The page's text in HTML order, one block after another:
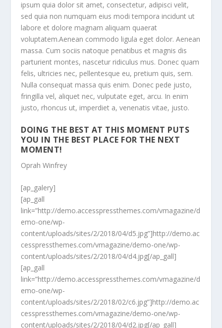
ipsum quia dolor sit amet, consectetur, adipisci velit,
sed quia non numquam eius modi tempora incidunt ut
labore et dolore magnam aliquam quaerat
voluptatem.Aenean commodo ligula eget dolor. Aenean
massa. Cum sociis natoque penatibus et magnis dis
parturient montes, nascetur ridiculus mus. Donec quam
felis, ultricies nec, pellentesque eu, pretium quis, sem.
Nulla consequat massa quis enim. Donec pede justo,
fringilla vel, aliquet nec, vulputate eget, arcu. In enim
justo, rhoncus ut, imperdiet a, venenatis vitae, justo.
DOING THE BEST AT THIS MOMENT PUTS
YOU IN THE BEST PLACE FOR THE NEXT
MOMENT!
Oprah Winfrey
[ap_galery]
[ap_gall
link=”http://demo.accesspressthemes.com/vmagazine/d
emo-one/wp-
content/uploads/sites/2/2018/04/d5.jpg”]http://demo.ac
cesspressthemes.com/vmagazine/demo-one/wp-
content/uploads/sites/2/2018/04/d4.jpg[/ap_gall]
[ap_gall
link=”http://demo.accesspressthemes.com/vmagazine/d
emo-one/wp-
content/uploads/sites/2/2018/02/c6.jpg”]http://demo.ac
cesspressthemes.com/vmagazine/demo-one/wp-
content/uploads/sites/2/2018/04/d2.jpg[/ap_gall]